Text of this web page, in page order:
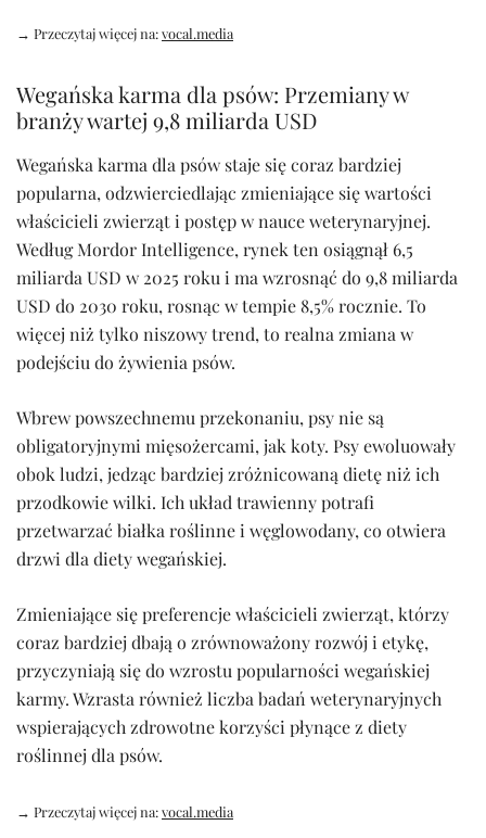
→ Przeczytaj więcej na:vocal.media
Wegańska karma dla psów: Przemiany w
branży wartej 9,8 miliarda USD
Wegańska karma dla psów staje się coraz bardziej
popularna, odzwierciedlając zmieniające się wartości
właścicieli zwierząt i postęp w nauce weterynaryjnej.
Według Mordor Intelligence, rynek ten osiągnął 6,5
miliarda USD w 2025 roku i ma wzrosnąć do 9,8 miliarda
USD do 2030 roku, rosnąc w tempie 8,5% rocznie. To
więcej niż tylko niszowy trend, to realna zmiana w
podejściu do żywienia psów.
Wbrew powszechnemu przekonaniu, psy nie są
obligatoryjnymi mięsożercami, jak koty. Psy ewoluowały
obok ludzi, jedząc bardziej zróżnicowaną dietę niż ich
przodkowie wilki. Ich układ trawienny potrafi
przetwarzać białka roślinne i węglowodany, co otwiera
drzwi dla diety wegańskiej.
Zmieniające się preferencje właścicieli zwierząt, którzy
coraz bardziej dbają o zrównoważony rozwój i etykę,
przyczyniają się do wzrostu popularności wegańskiej
karmy. Wzrasta również liczba badań weterynaryjnych
wspierających zdrowotne korzyści płynące z diety
roślinnej dla psów.
→ Przeczytaj więcej na:vocal.media